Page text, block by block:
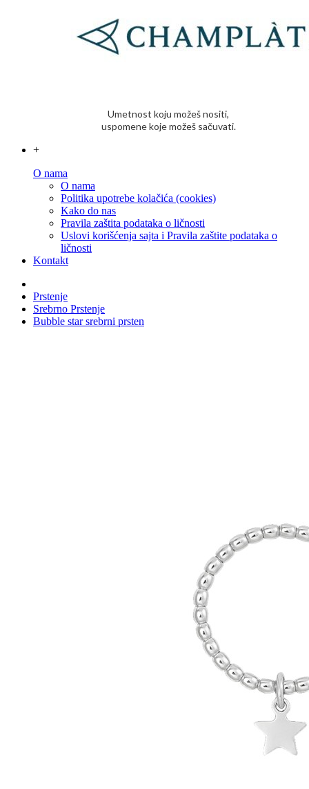
Umetnost koju možeš nositi,
uspomene koje možeš sačuvati.
+
O nama
O nama
Politika upotrebe kolačića (cookies)
Kako do nas
Pravila zaštita podataka o ličnosti
Uslovi korišćenja sajta i Pravila zaštite podataka o
ličnosti
Kontakt
Prstenje
Srebrno Prstenje
Bubble star srebrni prsten